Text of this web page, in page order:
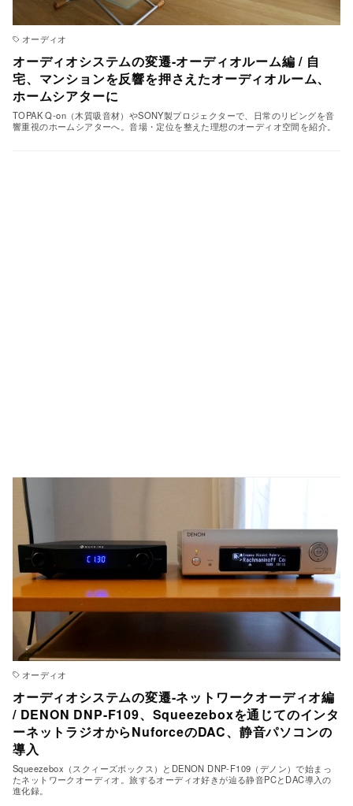
オーディオ
オーディオシステムの変遷-オーディオルーム編 / 自
宅、マンションを反響を押さえたオーディオルーム、
ホームシアターに
TOPAK Q-on（木質吸音材）やSONY製プロジェクターで、日常のリビングを音
響重視のホームシアターへ。音場・定位を整えた理想のオーディオ空間を紹介。
オーディオ
オーディオシステムの変遷-ネットワークオーディオ編
/ DENON DNP-F109、Squeezeboxを通じてのインタ
ーネットラジオからNuforceのDAC、静音パソコンの
導入
Squeezebox（スクィーズボックス）とDENON DNP-F109（デノン）で始まっ
たネットワークオーディオ。旅するオーディオ好きが辿る静音PCとDAC導入の
進化録。